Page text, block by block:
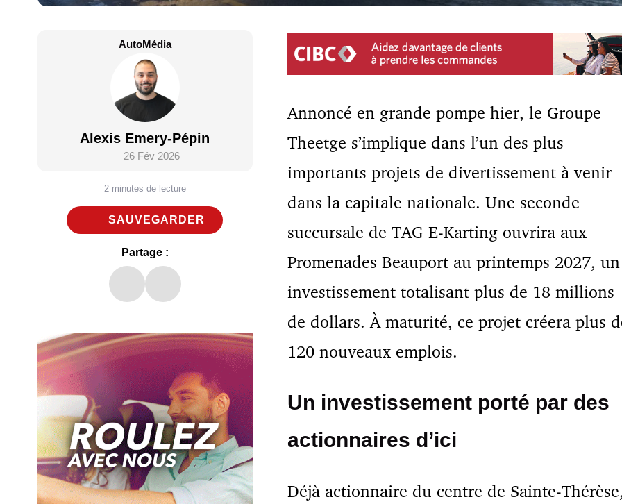
AutoMédia
Alexis Emery-Pépin
26 Fév 2026
2 minutes de lecture
SAUVEGARDER
Partage :
Annoncé en grande pompe hier, le Groupe
Theetge s’implique dans l’un des plus
importants projets de divertissement à venir
dans la capitale nationale. Une seconde
succursale de TAG E-Karting ouvrira aux
Promenades Beauport au printemps 2027, un
investissement totalisant plus de 18 millions
de dollars. À maturité, ce projet créera plus
120 nouveaux emplois.
Un investissement porté par des
actionnaires d’ici
Déjà actionnaire du centre de Sainte-Thérèse,